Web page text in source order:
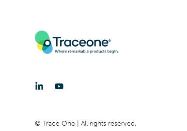
© Trace One | All rights reserved.